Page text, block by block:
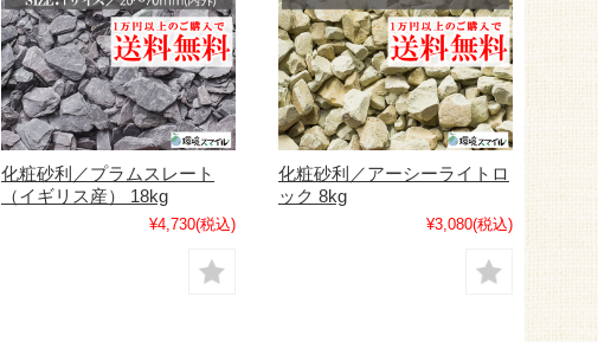
化粧砂利／プラムスレート
（イギリス産） 18kg
¥4,730(税込)
化粧砂利／アーシーライトロ
ック 8kg
¥3,080(税込)